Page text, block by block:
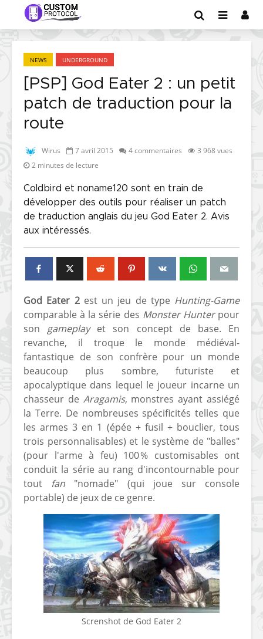
NEWS UNDERGROUND
[PSP] God Eater 2 : un petit
patch de traduction pour la
route
Wirus 7 avril 2015 4 commentaires
3 968 vues
2 minutes de lecture
Coldbird et noname120 sont en train de
développer des outils pour réaliser un patch
de traduction anglais du jeu God Eater 2. Avis
aux intéressés.
God Eater 2 est un jeu de type Hunting-Game
comparable à la série des Monster Hunterpour
son gameplay et son concept de base. En
revanche, il troque le monde médiéval-
fantastique de son confrère pour un monde
beaucoup plus sombre, futuriste et
apocalyptique dans lequel le joueur incarne un
chasseur de Aragamis, monstres ayant assiégé
la Terre. De nombreuses spécificités telles que
les armes 3 en 1 (épée + fusil + bouclier, tous
trois personnalisables) et le système de "balles"
(pour l'arme à feu) 100 % customisables ont
conduit la série au rang d'incontournable pour
tout fan "nomade" (qui joue sur console
portable) de jeux de ce genre.
Screnshot de God Eater 2
[Vita] Ouverture de